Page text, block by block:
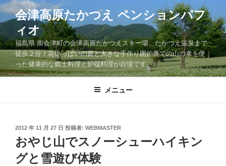
コ
ン
ツ
へ
ス
会津高原たかつえ ペンションパフ
ィオ
福島県 南会津町の会津高原たかつえスキー場、たかつえ温泉まで
徒歩２分！花いっぱいの庭と大きな手作り囲炉裏での山の幸を使
った健康的な郷土料理と炉端料理が自慢です。
メニュー
投
稿
日:
2012 年 11 月 27 日 投稿者: WEBMASTER
おやじ山でスノーシューハイキン
グと雪遊び体験